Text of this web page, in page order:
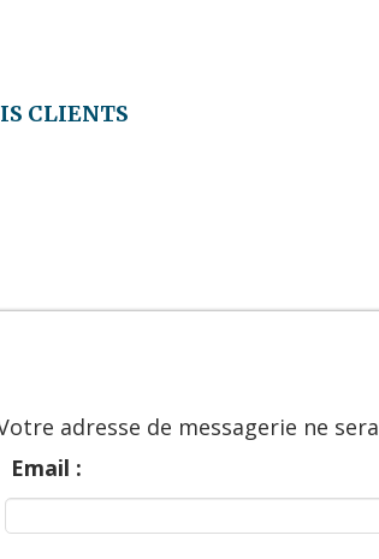
CLIENTS
adresse de messagerie ne
Email :